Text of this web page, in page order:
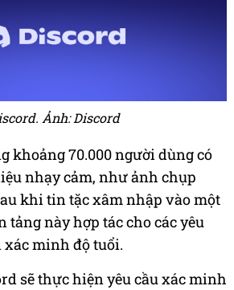
Ảnh: Discord
khoảng 70.000 người dùng có
nhạy cảm, như ảnh chụp
khi tin tặc xâm nhập vào một
tảng này hợp tác cho các yêu
xác minh độ tuổi.
sẽ thực hiện yêu cầu xác minh